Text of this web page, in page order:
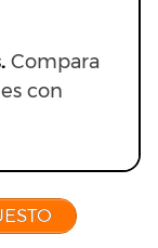
Compara
con